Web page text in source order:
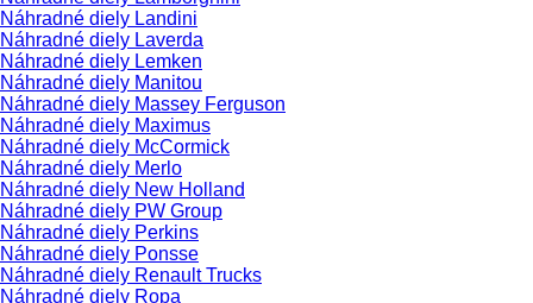
Náhradné diely Landini
Náhradné diely Laverda
Náhradné diely Lemken
Náhradné diely Manitou
Náhradné diely Massey Ferguson
Náhradné diely Maximus
Náhradné diely McCormick
Náhradné diely Merlo
Náhradné diely New Holland
Náhradné diely PW Group
Náhradné diely Perkins
Náhradné diely Ponsse
Náhradné diely Renault Trucks
Náhradné diely Ropa